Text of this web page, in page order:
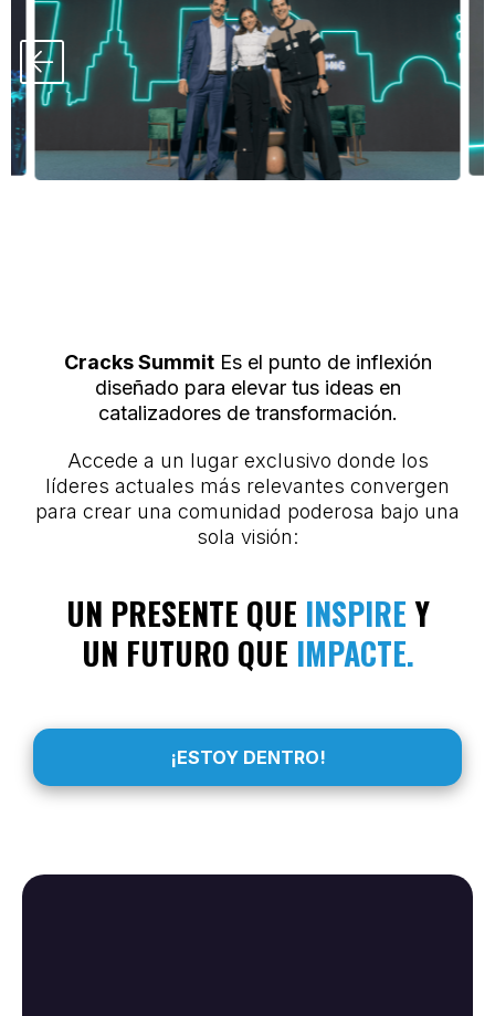
Cracks SummitEs el punto de inflexión
diseñado para elevar tus ideas en
catalizadores de transformación.
Accede a un lugar exclusivo donde los
líderes actuales más relevantes convergen
para crear una comunidad poderosa bajo una
sola visión:
UN PRESENTE QUE INSPIREY
UN FUTURO QUE IMPACTE.
¡ESTOY DENTRO!